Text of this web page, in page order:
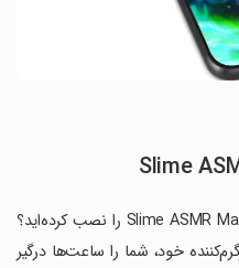
Slime
آیا تا کنون بازی Slime ASMR Makeup DIY Art Game را نصب کرده‌اید؟
خود، شما را ساعت‌ها درگیر